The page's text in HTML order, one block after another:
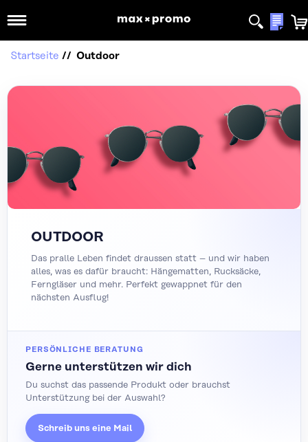
Startseite Outdoor
OUTDOOR
Das pralle Leben findet draussen statt – und wir haben
alles, was es dafür braucht: Hängematten, Rucksäcke,
Ferngläser und mehr. Perfekt gewappnet für den
nächsten Ausflug!
PERSÖNLICHE BERATUNG
Gerne unterstützen wir dich
Du suchst das passende Produkt oder brauchst
Unterstützung bei der Auswahl?
Schreib uns eine Mail